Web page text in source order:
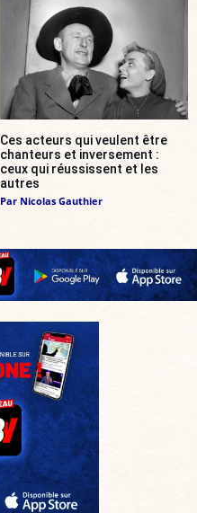
Ces acteurs qui veulent être
chanteurs et inversement :
ceux qui réussissent et les
autres
Par Nicolas Gauthier